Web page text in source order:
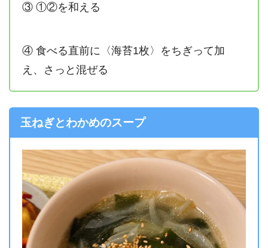
③ ①②を和える
④ 食べる直前に〈海苔1枚〉をちぎって加
え、さっと混ぜる
玉ねぎとわかめのスープ